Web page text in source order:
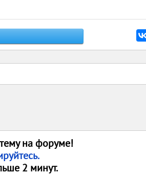
на форуме!
2 минут.